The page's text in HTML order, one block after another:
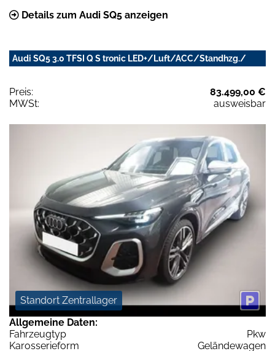
Details zum Audi SQ5 anzeigen
Audi SQ5 3.0 TFSI Q S tronic LED+/Luft/ACC/Standhzg./
Preis:
83.499,00 €
MWSt:
ausweisbar
Standort Zentrallager
Allgemeine Daten:
Fahrzeugtyp
Pkw
Karosserieform
Geländewagen